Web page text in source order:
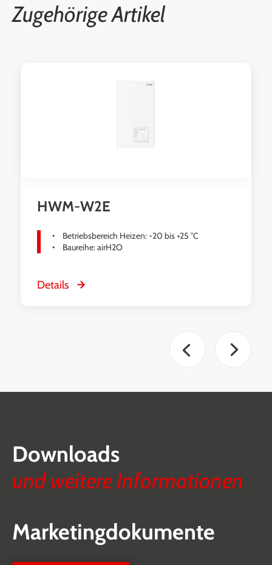
Zugehörige Artikel
HWM-W2E
Betriebsbereich Heizen: -20 bis +25 °C
Baureihe: airH2O
Details
Downloads
und weitere Informationen
Marketingdokumente